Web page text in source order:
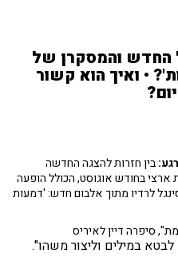
החדש והמסקרן של
• ואיך הוא קשור
בין חזרות להצגה החדשה
ארצי בחודש אוגוסט, הכולל הופעה
היא מוציאה סינגל לרדיו מתוך אלבום חדש: 'דמעות
סיפרה דיין לאיריס
במילים וליצור משהו".